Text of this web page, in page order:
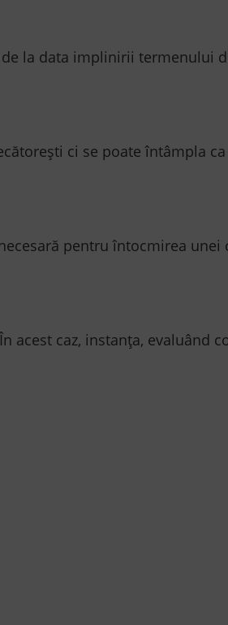
la data implinirii termenului
ci se poate întâmpla ca
pentru întocmirea unei
acest caz, instanța, evaluând